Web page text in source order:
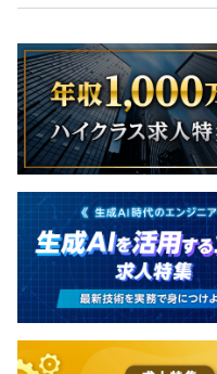
となっています。
6カ月（条件などの変更